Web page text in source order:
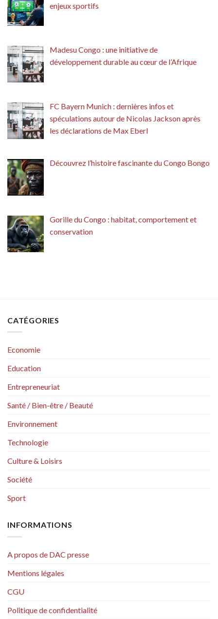
enjeux sportifs
Madesu Congo : une initiative de
développement durable au cœur de l’Afrique
FC Bayern Munich : dernières infos et
spéculations autour de Nicolas Jackson après
les déclarations de Max Eberl
Découvrez l’histoire fascinante du Congo Bongo
Gorille du Congo : habitat, comportement et
conservation
CATÉGORIES
Economie
Education
Entrepreneuriat
Santé / Bien-être / Beauté
Environnement
Technologie
Culture & Loisirs
Société
Sport
INFORMATIONS
A propos de DAC presse
Mentions légales
CGU
Politique de confidentialité